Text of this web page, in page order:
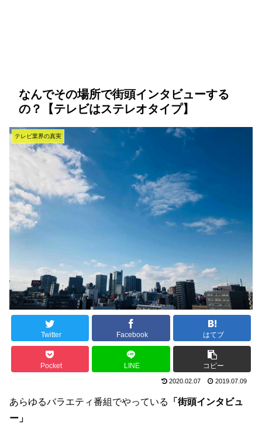
なんでその場所で街頭インタビューする
の？【テレビはステレオタイプ】
テレビ業界の真実
Twitter Facebook はてブ
Pocket LINE コピー
2020.02.07 2019.07.09
あらゆるバラエティ番組でやっている
「街頭インタビュ
ー」